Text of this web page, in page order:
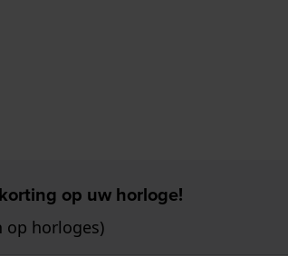
op uw horloge!
op horloges)